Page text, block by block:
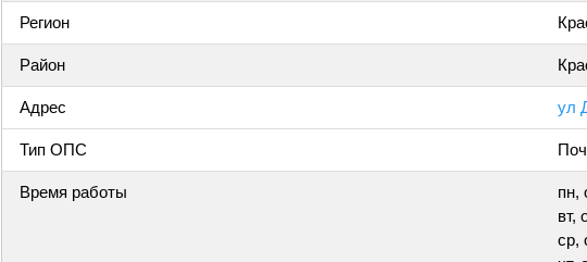
Регион
Район
Адрес ул
Тип ОПС
Время работы
пн,
вт,
ср,